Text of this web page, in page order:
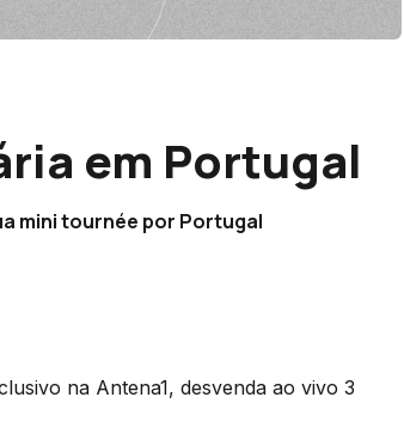
em Portugal
mini tournée por Portugal
na Antena1, desvenda ao vivo 3